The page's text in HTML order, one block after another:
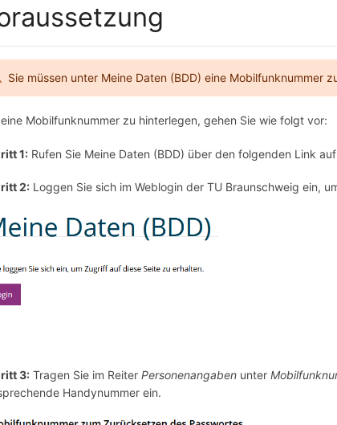
Sie müssen unter Meine Daten (BDD) eine Mobilfunknummer
Mobilfunknummer zu hinterlegen, gehen Sie wie folgt vor:
1: Rufen Sie Meine Daten (BDD) über den folgenden Link
2: Loggen Sie sich im Weblogin der TU Braunschweig ein,
3: Tragen Sie im ReiterPersonenangaben unter
Handynummer ein.